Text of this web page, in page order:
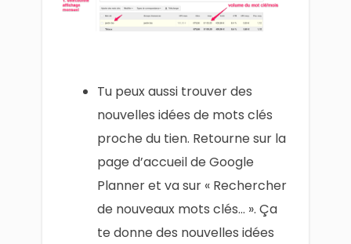
Tu peux aussi trouver des
nouvelles idées de mots clés
proche du tien. Retourne sur la
page d’accueil de Google
Planner et va sur « Rechercher
de nouveaux mots clés… ». Ça
te donne des nouvelles idées